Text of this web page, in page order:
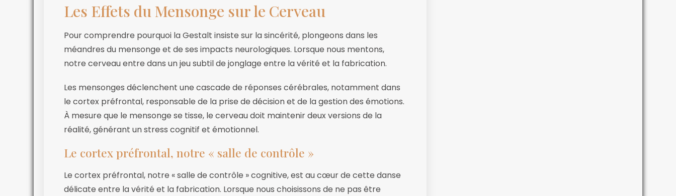
Les Effets du Mensonge sur le Cerveau
Pour comprendre pourquoi la Gestalt insiste sur la sincérité, plongeons dans les
méandres du mensonge et de ses impacts neurologiques. Lorsque nous mentons,
notre cerveau entre dans un jeu subtil de jonglage entre la vérité et la fabrication.
Les mensonges déclenchent une cascade de réponses cérébrales, notamment dans
le cortex préfrontal, responsable de la prise de décision et de la gestion des émotions.
À mesure que le mensonge se tisse, le cerveau doit maintenir deux versions de la
réalité, générant un stress cognitif et émotionnel.
Le cortex préfrontal, notre « salle de contrôle »
Le cortex préfrontal, notre « salle de contrôle » cognitive, est au cœur de cette danse
délicate entre la vérité et la fabrication. Lorsque nous choisissons de ne pas être